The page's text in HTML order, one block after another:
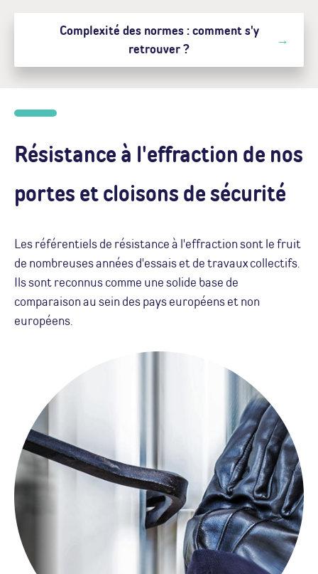
Complexité des normes : comment s'y
retrouver ?
Résistance à l'effraction de nos
portes et cloisons de sécurité
Les référentiels de résistance à l'effraction sont le fruit
de nombreuses années d'essais et de travaux collectifs.
Ils sont reconnus comme une solide base de
comparaison au sein des pays européens et non
européens.